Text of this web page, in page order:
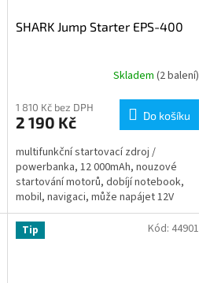
SHARK Jump Starter EPS-400
Skladem (2 balení)
1 810 Kč bez DPH
2 190 Kč Do košíku
multifunkční startovací zdroj /
powerbanka, 12 000mAh, nouzové
startování motorů, dobíjí notebook,
mobil, navigaci, může napájet 12V
autochladničku, vysavač, kompresor,
USB...
Tip Kód: 44901